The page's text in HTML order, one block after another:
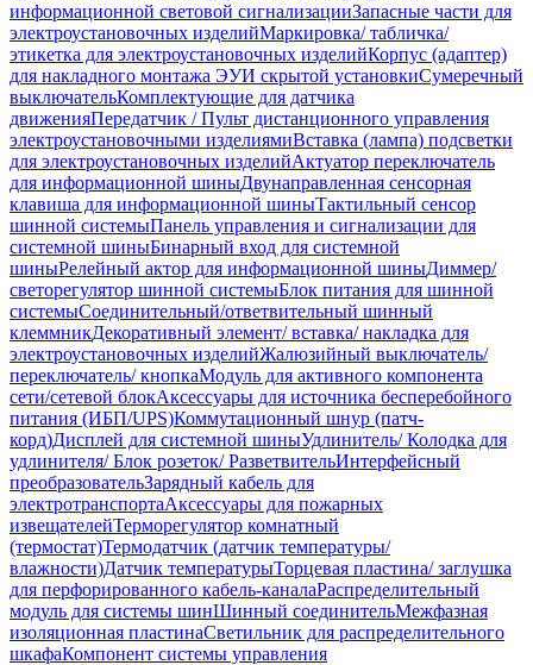
информационной световой сигнализацииЗапасные части для
электроустановочных изделийМаркировка/ табличка/
этикетка для электроустановочных изделийКорпус (адаптер)
для накладного монтажа ЭУИ скрытой установкиСумеречный
выключательКомплектующие для датчика
движенияПередатчик / Пульт дистанционного управления
электроустановочными изделиямиВставка (лампа) подсветки
для электроустановочных изделийАктуатор переключатель
для информационной шиныДвунаправленная сенсорная
клавиша для информационной шиныТактильный сенсор
шинной системыПанель управления и сигнализации для
системной шиныБинарный вход для системной
шиныРелейный актор для информационной шиныДиммер/
светорегулятор шинной системыБлок питания для шинной
системыСоединительный/ответвительный шинный
клеммникДекоративный элемент/ вставка/ накладка для
электроустановочных изделийЖалюзийный выключатель/
переключатель/ кнопкаМодуль для активного компонента
сети/сетевой блокАксессуары для источника бесперебойного
питания (ИБП/UPS)Коммутационный шнур (патч-
корд)Дисплей для системной шиныУдлинитель/ Колодка для
удлинителя/ Блок розеток/ РазветвительИнтерфейсный
преобразовательЗарядный кабель для
электротранспортаАксессуары для пожарных
извещателейТерморегулятор комнатный
(термостат)Термодатчик (датчик температуры/
влажности)Датчик температурыТорцевая пластина/ заглушка
для перфорированного кабель-каналаРаспределительный
модуль для системы шинШинный соединительМежфазная
изоляционная пластинаСветильник для распределительного
шкафаКомпонент системы управления